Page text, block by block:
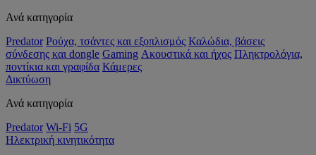
Ανά κατηγορία
Predator Ρούχα, τσάντες και εξοπλισμός Καλώδια, βάσεις
σύνδεσης και dongle Gaming Ακουστικά και ήχος Πληκτρολόγια,
ποντίκια και γραφίδα Κάμερες
Δικτύωση
Ανά κατηγορία
Predator Wi-Fi 5G
Ηλεκτρική κινητικότητα